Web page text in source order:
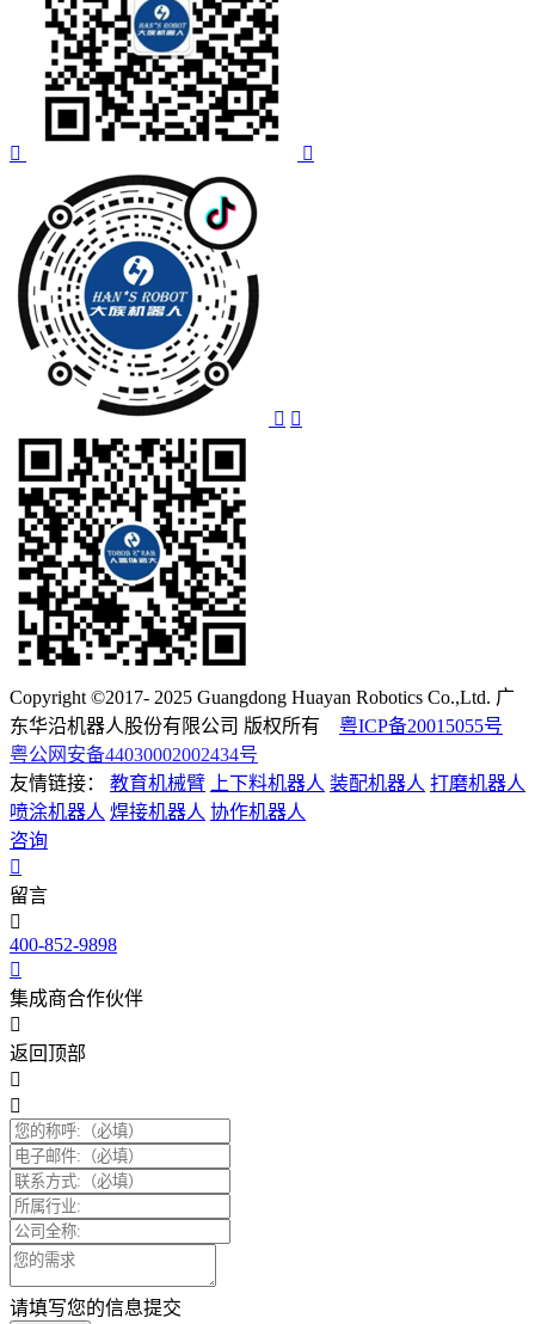
Copyright ©2017- 2025 Guangdong Huayan Robotics Co.,Ltd. 广
东华沿机器人股份有限公司 版权所有 粤ICP备20015055号
粤公网安备44030002002434号
友情链接：
教育机械臂 上下料机器人 装配机器人 打磨机器人
喷涂机器人 焊接机器人 协作机器人
咨询
留言
400-852-9898
集成商合作伙伴
返回顶部
请填写您的信息提交